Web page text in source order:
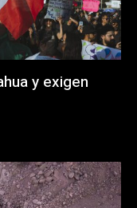
y exigen